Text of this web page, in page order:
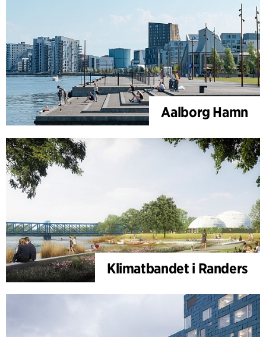
Aalborg Hamn
Klimatbandet i Randers